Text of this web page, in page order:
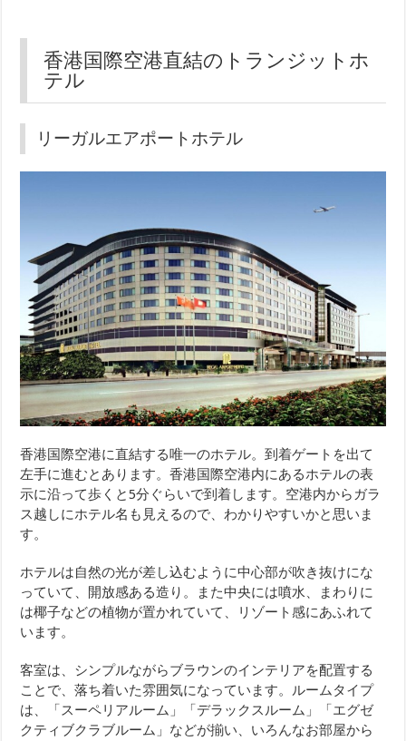
香港国際空港直結のトランジットホ
テル
リーガルエアポートホテル
香港国際空港に直結する唯一のホテル。到着ゲートを出て
左手に進むとあります。香港国際空港内にあるホテルの表
示に沿って歩くと5分ぐらいで到着します。空港内からガラ
ス越しにホテル名も見えるので、わかりやすいかと思いま
す。
ホテルは自然の光が差し込むように中心部が吹き抜けにな
っていて、開放感ある造り。また中央には噴水、まわりに
は椰子などの植物が置かれていて、リゾート感にあふれて
います。
客室は、シンプルながらブラウンのインテリアを配置する
ことで、落ち着いた雰囲気になっています。ルームタイプ
は、「スーペリアルーム」「デラックスルーム」「エグゼ
クティブクラブルーム」などが揃い、いろんなお部屋から